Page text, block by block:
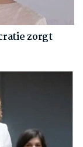
zorgt